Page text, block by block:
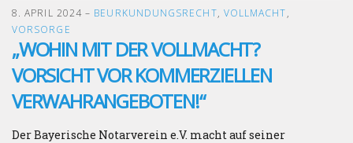
8. APRIL 2024 – BEURKUNDUNGSRECHT, VOLLMACHT,
VORSORGE
„WOHIN MIT DER VOLLMACHT?
VORSICHT VOR KOMMERZIELLEN
VERWAHRANGEBOTEN!“
Der Bayerische Notarverein e.V. macht auf seiner